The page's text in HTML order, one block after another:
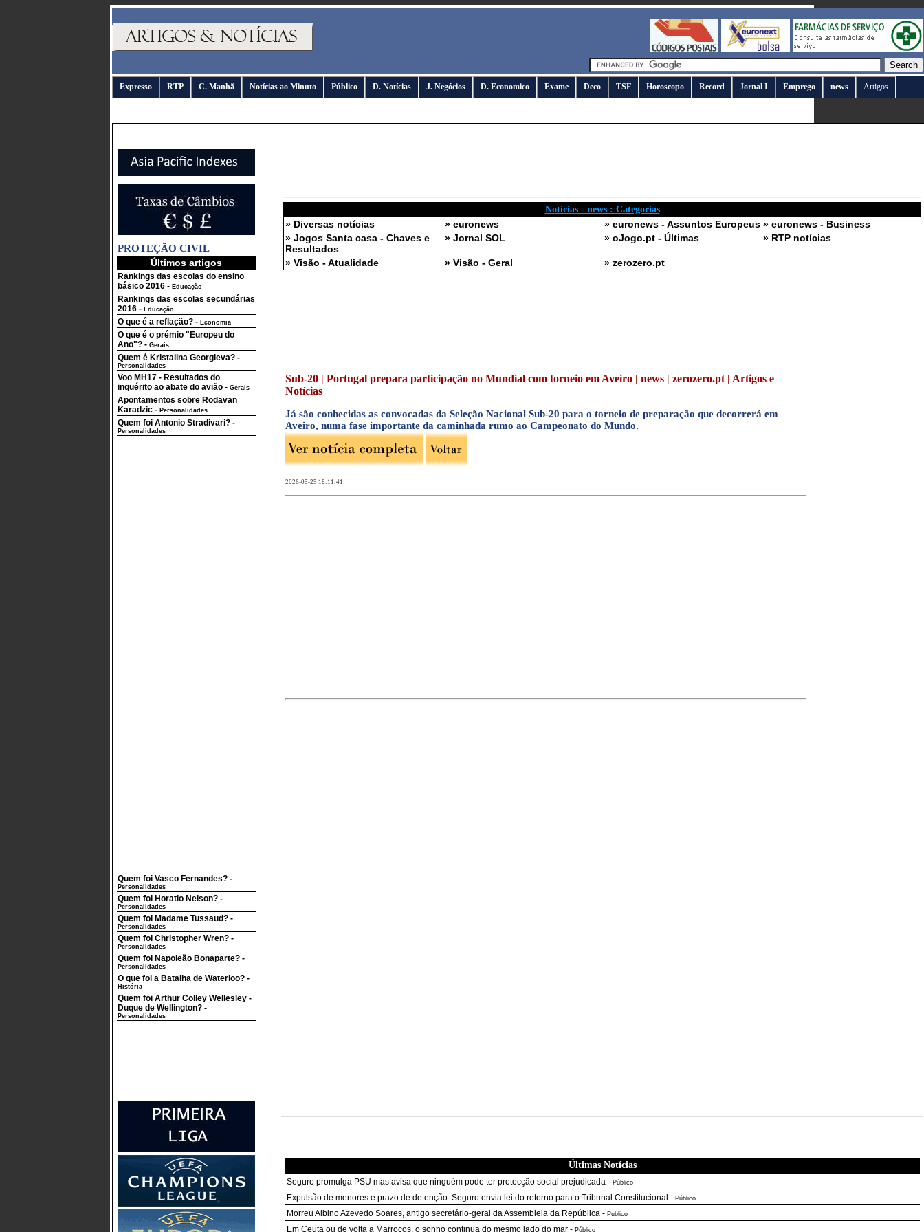
Expresso RTP C. Manhã Notícias ao Minuto Público D. Notícias J. Negócios D. Economico Exame Deco TSF Horoscopo Record Jornal I Emprego news Artigos
PROTEÇÃO CIVIL
Últimos artigos
Rankings das escolas do ensino
básico 2016 - Educação
Rankings das escolas secundárias
2016 - Educação
O que é a reflação? - Economia
O que é o prémio "Europeu do
Ano"? - Gerais
Quem é Kristalina Georgieva? -
Personalidades
Voo MH17 - Resultados do
inquérito ao abate do avião - Gerais
Apontamentos sobre Rodavan
Karadzic - Personalidades
Quem foi Antonio Stradivari? -
Personalidades
Quem foi Vasco Fernandes? -
Personalidades
Quem foi Horatio Nelson? -
Personalidades
Quem foi Madame Tussaud? -
Personalidades
Quem foi Christopher Wren? -
Personalidades
Quem foi Napoleão Bonaparte? -
Personalidades
O que foi a Batalha de Waterloo? -
História
Quem foi Arthur Colley Wellesley -
Duque de Wellington? -
Personalidades
Notícias - news : Categorias
» Diversas notícias » euronews » euronews - Assuntos Europeus » euronews - Business
» Jogos Santa casa - Chaves e
Resultados
» Jornal SOL » oJogo.pt - Últimas » RTP notícias
» Visão - Atualidade » Visão - Geral » zerozero.pt
Sub-20 | Portugal prepara participação no Mundial com torneio em Aveiro | news | zerozero.pt | Artigos e
Notícias
Já são conhecidas as convocadas da Seleção Nacional Sub-20 para o torneio de preparação que decorrerá em
Aveiro, numa fase importante da caminhada rumo ao Campeonato do Mundo.
2026-05-25 18:11:41
Últimas Notícias
Seguro promulga PSU mas avisa que ninguém pode ter protecção social prejudicada - Público
Expulsão de menores e prazo de detenção: Seguro envia lei do retorno para o Tribunal Constitucional - Público
Morreu Albino Azevedo Soares, antigo secretário-geral da Assembleia da República - Público
Em Ceuta ou de volta a Marrocos, o sonho continua do mesmo lado do mar - Público